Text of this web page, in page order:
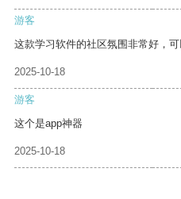
游客
这款学习软件的社区氛围非常好，
2025-10-18
游客
这个是app神器
2025-10-18